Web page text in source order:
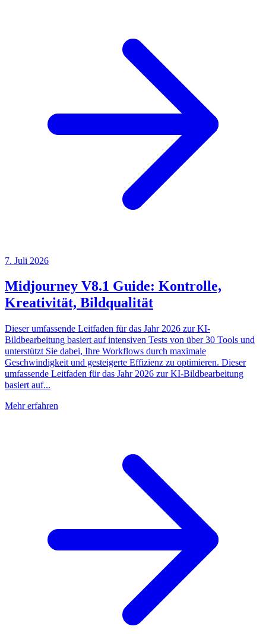
7. Juli 2026
Midjourney V8.1 Guide: Kontrolle,
Kreativität, Bildqualität
Dieser umfassende Leitfaden für das Jahr 2026 zur KI-
Bildbearbeitung basiert auf intensiven Tests von über 30 Tools und
unterstützt Sie dabei, Ihre Workflows durch maximale
Geschwindigkeit und gesteigerte Effizienz zu optimieren. Dieser
umfassende Leitfaden für das Jahr 2026 zur KI-Bildbearbeitung
basiert auf...
Mehr erfahren